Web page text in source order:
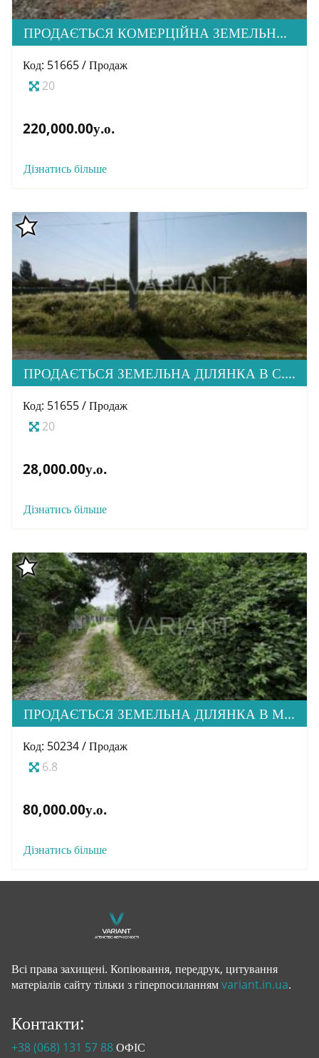
ПРОДАЄТЬСЯ КОМЕРЦІЙНА ЗЕМЕЛЬНА ДІЛЯНКА ПРИ ЦЕНТРАЛЬНІЙ ДОРОЗІ В С. БАРВІНОК
Код: 51665 / Продаж
20
220,000.00у.о.
Дізнатись більше
ПРОДАЄТЬСЯ ЗЕМЕЛЬНА ДІЛЯНКА В С. СТОРОЖНИЦЯ
Код: 51655 / Продаж
20
28,000.00у.о.
Дізнатись більше
ПРОДАЄТЬСЯ ЗЕМЕЛЬНА ДІЛЯНКА В М. УЖГОРОД
Код: 50234 / Продаж
6.8
80,000.00у.о.
Дізнатись більше
Всі права захищені. Копіювання, передрук, цитування
матеріалів сайту тільки з гіперпосиланнямvariant.in.ua.
Контакти:
+38 (068) 131 57 88ОФІС